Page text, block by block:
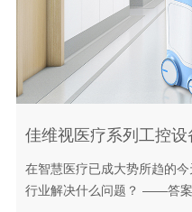
在智慧医疗已成大势所趋的
行业解决什么问题？ ——答案